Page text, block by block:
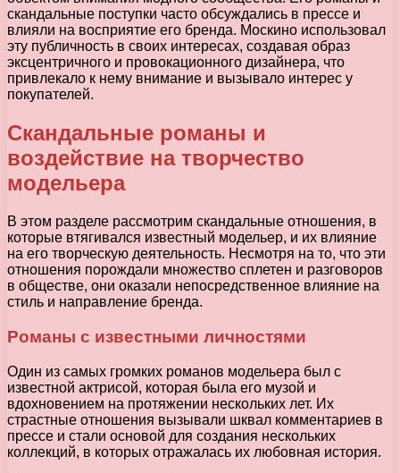
скандальные поступки часто обсуждались в прессе и
влияли на восприятие его бренда. Москино использовал
эту публичность в своих интересах, создавая образ
эксцентричного и провокационного дизайнера, что
привлекало к нему внимание и вызывало интерес у
покупателей.
Скандальные романы и
воздействие на творчество
модельера
В этом разделе рассмотрим скандальные отношения, в
которые втягивался известный модельер, и их влияние
на его творческую деятельность. Несмотря на то, что эти
отношения порождали множество сплетен и разговоров
в обществе, они оказали непосредственное влияние на
стиль и направление бренда.
Романы с известными личностями
Один из самых громких романов модельера был с
известной актрисой, которая была его музой и
вдохновением на протяжении нескольких лет. Их
страстные отношения вызывали шквал комментариев в
прессе и стали основой для создания нескольких
коллекций, в которых отражалась их любовная история.